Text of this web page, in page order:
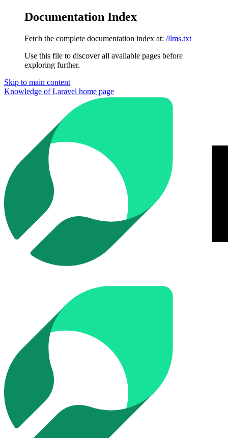
Documentation Index
Fetch the complete documentation index at: /llms.txt
Use this file to discover all available pages before
exploring further.
Skip to main content
Knowledge of Laravel home page